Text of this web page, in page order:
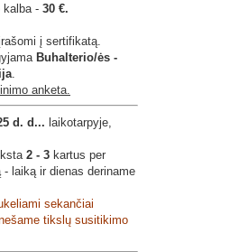
kalba - 30 €.
į sertifikatą.
Buhalterio/ės -
anketa.
d. d... laikotarpyje,
2 - 3 kartus per
- laiką ir dienas deriname
sekančiai
tikslų susitikimo